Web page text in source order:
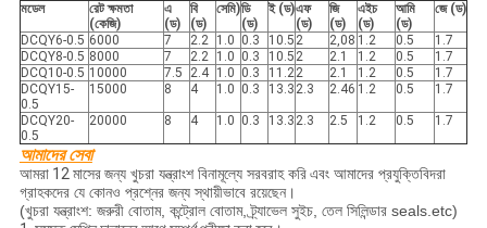
মডেল
রেট ক্ষমতা
(কেজি)
এ
(ড)
বি
(ড)
সেমি)ডি
(ড)
ই (ড)এফ
(ড)
জি
(ড)
এইচ
(ড)
আমি
(ড)
জে (ড)
DCQY6-0.5 6000 7 2.2 1.0 0.3 10.5 2 2,08 1.2 0.5
1.7
DCQY8-0.5 8000 7 2.2 1.0 0.3 10.5 2 2.1 1.2 0.5
1.7
DCQ10-0.5 10000 7.5 2.4 1.0 0.3 11.22 2.1 1.2 0.5
1.7
DCQY15-
0.5
15000 8 4 1.0 0.3 13.3 2.3 2.46 1.2 0.5 1.7
DCQY20-
0.5
20000 8 4 1.0 0.3 13.3 2.3 2.5 1.2 0.5 1.7
আমাদের সেবা
আমরা12 মাসেরজন্য খুচরা যন্ত্রাংশ বিনামূল্যে সরবরাহ করিএবং আমাদের প্রযুক্তিবিদরা
গ্রাহকদের যে কোনও প্রশ্নের জন্য স্থায়ীভাবে রয়েছেন।
(খুচরা যন্ত্রাংশ: জরুরী বোতাম, কন্ট্রোল বোতাম, ট্র্যাভেল সুইচ, তেল সিলিন্ডার seals.etc)